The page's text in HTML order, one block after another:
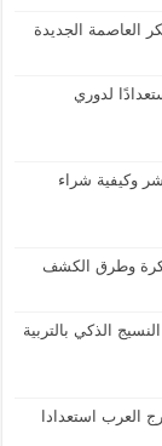
العاصمة الجديدة
لدوري
وكيفية شراء
وطرق الكشف
الذكي بالتربية
العرب استعدادا